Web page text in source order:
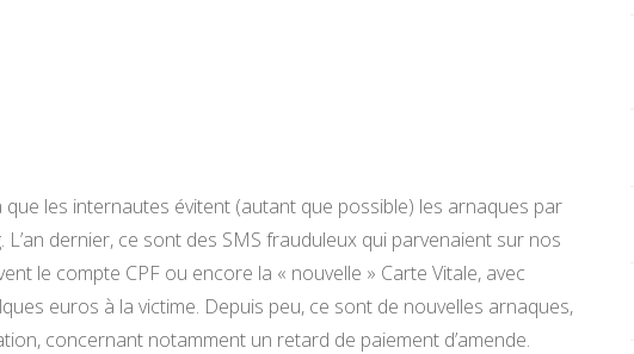
les internautes évitent (autant que possible) les arnaques par
dernier, ce sont des SMS frauduleux qui parvenaient sur nos
le compte CPF ou encore la « nouvelle » Carte Vitale, avec
euros à la victime. Depuis peu, ce sont de nouvelles arnaques,
concernant notamment un retard de paiement d’amende.